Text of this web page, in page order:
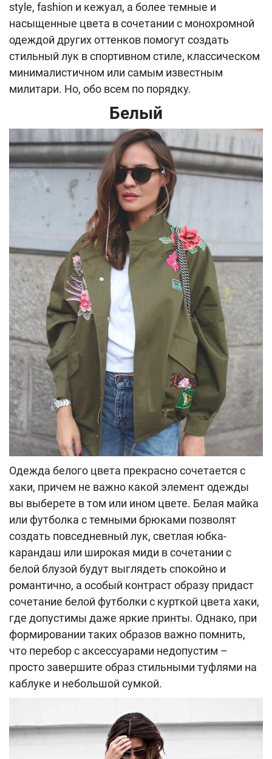
style, fashion и кежуал, а более темные и
насыщенные цвета в сочетании с монохромной
одеждой других оттенков помогут создать
стильный лук в спортивном стиле, классическом
минималистичном или самым известным
милитари. Но, обо всем по порядку.
Белый
Одежда белого цвета прекрасно сочетается с
хаки, причем не важно какой элемент одежды
вы выберете в том или ином цвете. Белая майка
или футболка с темными брюками позволят
создать повседневный лук, светлая юбка-
карандаш или широкая миди в сочетании с
белой блузой будут выглядеть спокойно и
романтично, а особый контраст образу придаст
сочетание белой футболки с курткой цвета хаки,
где допустимы даже яркие принты. Однако, при
формировании таких образов важно помнить,
что перебор с аксессуарами недопустим –
просто завершите образ стильными туфлями на
каблуке и небольшой сумкой.